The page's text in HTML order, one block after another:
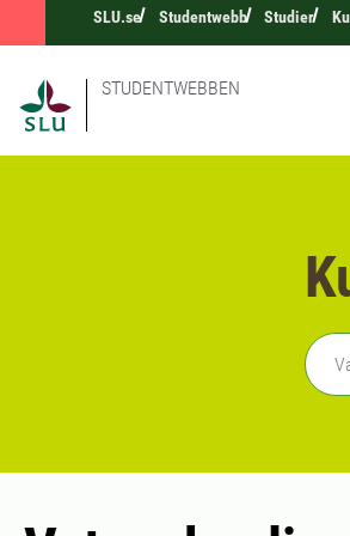
SLU.se Studentwebb Studier
STUDENTWEBBEN